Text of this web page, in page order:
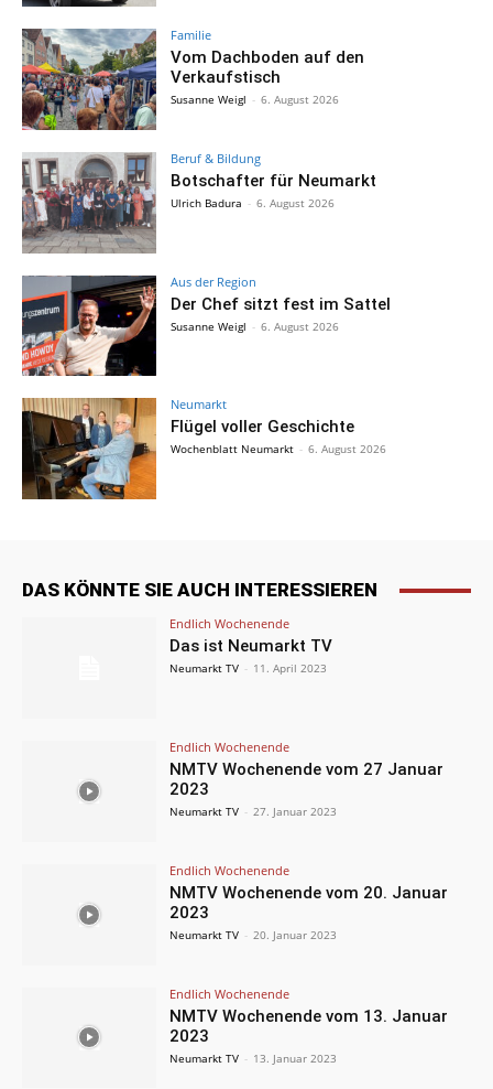
Familie
Vom Dachboden auf den
Verkaufstisch
Susanne Weigl - 6. August 2026
Beruf & Bildung
Botschafter für Neumarkt
Ulrich Badura - 6. August 2026
Aus der Region
Der Chef sitzt fest im Sattel
Susanne Weigl - 6. August 2026
Neumarkt
Flügel voller Geschichte
Wochenblatt Neumarkt - 6. August 2026
DAS KÖNNTE SIE AUCH INTERESSIEREN
Endlich Wochenende
Das ist Neumarkt TV
Neumarkt TV - 11. April 2023
Endlich Wochenende
NMTV Wochenende vom 27 Januar
2023
Neumarkt TV - 27. Januar 2023
Endlich Wochenende
NMTV Wochenende vom 20. Januar
2023
Neumarkt TV - 20. Januar 2023
Endlich Wochenende
NMTV Wochenende vom 13. Januar
2023
Neumarkt TV - 13. Januar 2023